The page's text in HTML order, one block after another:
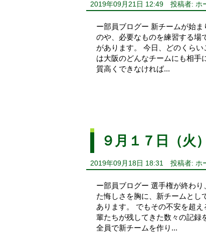
2019年09月21日 12:49 投稿者: ホ
ー部員ブログー 新チームが始
のや、必要なものを練習する場
があります。 今日、どのくら
は大阪のどんなチームにも相手
質高くできなければ...
９月１７日（火）
2019年09月18日 18:31 投稿者: ホ
ー部員ブログー 選手権が終わ
た悔しさを胸に、新チームとし
あります。 でもその不安を超
輩たちが残してきた数々の記録
全員で新チームを作り...